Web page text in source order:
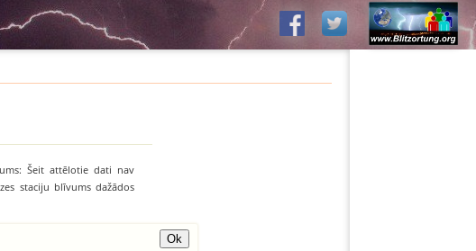
Šeit attēlotie dati nav
staciju blīvums dažādos